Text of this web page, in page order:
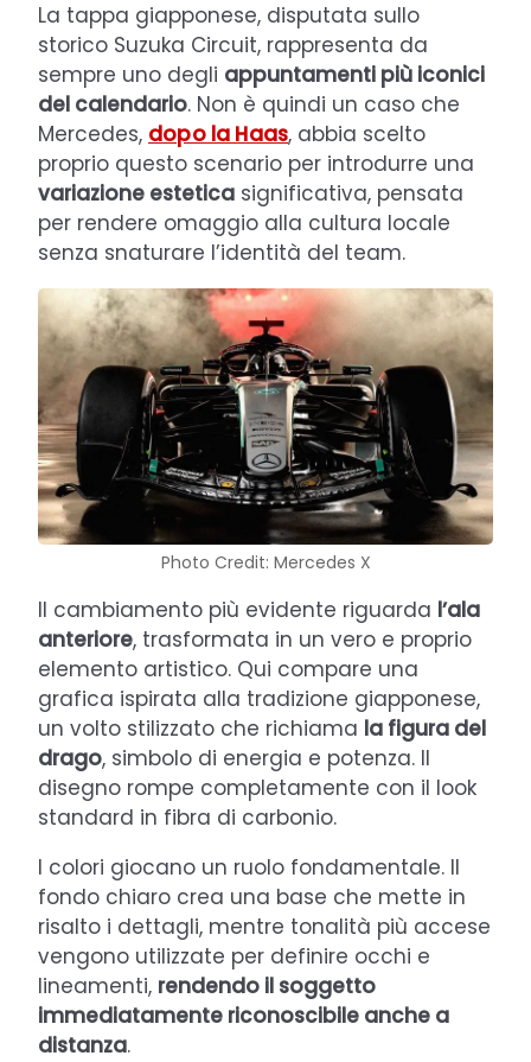
La tappa giapponese, disputata sullo
storico Suzuka Circuit, rappresenta da
sempre uno degli appuntamenti più iconici
del calendario. Non è quindi un caso che
Mercedes, dopo la Haas, abbia scelto
proprio questo scenario per introdurre una
variazione estetica significativa, pensata
per rendere omaggio alla cultura locale
senza snaturare l’identità del team.
Photo Credit: Mercedes X
Il cambiamento più evidente riguarda l’ala
anteriore, trasformata in un vero e proprio
elemento artistico. Qui compare una
grafica ispirata alla tradizione giapponese,
un volto stilizzato che richiama la figura del
drago, simbolo di energia e potenza. Il
disegno rompe completamente con il look
standard in fibra di carbonio.
I colori giocano un ruolo fondamentale. Il
fondo chiaro crea una base che mette in
risalto i dettagli, mentre tonalità più accese
vengono utilizzate per definire occhi e
lineamenti, rendendo il soggetto
immediatamente riconoscibile anche a
distanza.